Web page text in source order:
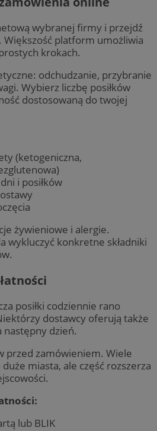
wybranej firmy i przejdź
platform umożliwia
krokach.
odchudzanie, przybranie
Wybierz liczbę posiłków
dostosowaną do twojej
(ketogeniczna,
i posiłków
żywieniowe i alergie.
wykluczyć konkretne składniki
posiłki codziennie rano
dostawcy oferują także
dzień.
przed zamówieniem. Wiele
miasta, ale część rozszerza
lub BLIK